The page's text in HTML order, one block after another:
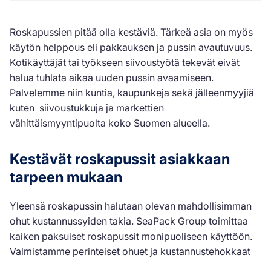
Roskapussien pitää olla kestäviä. Tärkeä asia on myös
käytön helppous eli pakkauksen ja pussin avautuvuus.
Kotikäyttäjät tai työkseen siivoustyötä tekevät eivät
halua tuhlata aikaa uuden pussin avaamiseen.
Palvelemme niin kuntia, kaupunkeja sekä jälleenmyyjiä
kuten siivoustukkuja ja markettien
vähittäismyyntipuolta koko Suomen alueella.
Kestävät roskapussit asiakkaan
tarpeen mukaan
Yleensä roskapussin halutaan olevan mahdollisimman
ohut kustannussyiden takia. SeaPack Group toimittaa
kaiken paksuiset roskapussit monipuoliseen käyttöön.
Valmistamme perinteiset ohuet ja kustannustehokkaat